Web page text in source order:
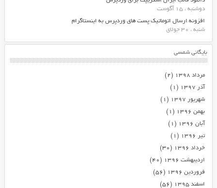
دوشنبه ، 15 آگوست
افزونه ارسال اتوماتیک پست های وردپرس به اینستاگرام
شنبه ، 30 جولای
بایگانی شمسی
مرداد ۱۳۹۸
(۲)
آذر ۱۳۹۷
(۱)
شهریور ۱۳۹۷
(۱)
بهمن ۱۳۹۶
(۱)
آبان ۱۳۹۶
(۱)
تیر ۱۳۹۶
(۱)
خرداد ۱۳۹۶
(۳۰)
اردیبهشت ۱۳۹۶
(۴۰)
فروردین ۱۳۹۶
(۵۶)
اسفند ۱۳۹۵
(۵۶)